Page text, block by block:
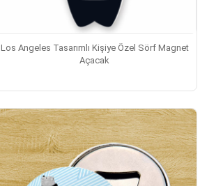
Los Angeles Tasarımlı Kişiye Özel Sörf Magnet
Açacak